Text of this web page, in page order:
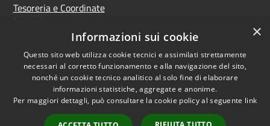
Tesoreria e Coordinate
bancarie
Controlla la tua posta
PNRR (Piano Nazionale
di Ripresa e Resilienza)
Meccanismo di feedback
Whistleblowing
Dichiarazione di
×
Informazioni sui cookie
Questo sito web utilizza cookie tecnici e assimilati strettamente
necessari al corretto funzionamento e alla navigazione del sito,
nonché un cookie tecnico analitico al solo fine di elaborare
informazioni statistiche, aggregate e anonime.
Per maggiori dettagli, può consultare la cookie policy al seguente link